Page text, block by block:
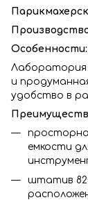
Особенности:
Лаборатория
и
удобство в
емкости
штатив